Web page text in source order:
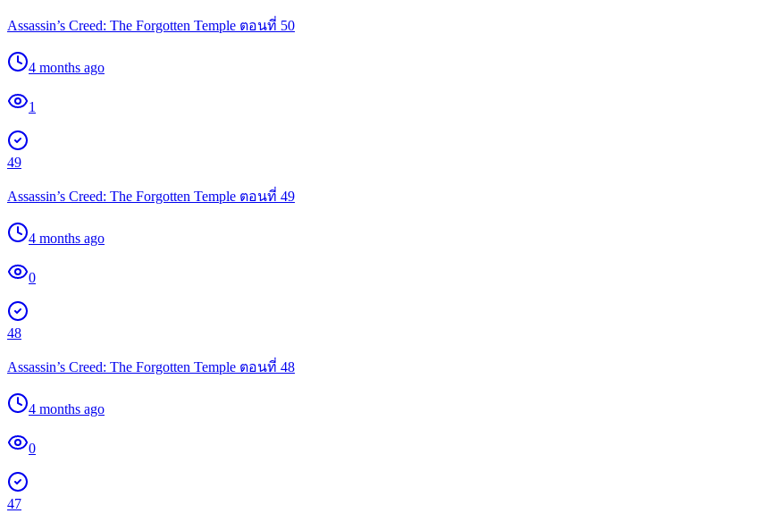
Assassin’s Creed: The Forgotten Temple ตอนที่ 50
4 months ago
1
49
Assassin’s Creed: The Forgotten Temple ตอนที่ 49
4 months ago
0
48
Assassin’s Creed: The Forgotten Temple ตอนที่ 48
4 months ago
0
47